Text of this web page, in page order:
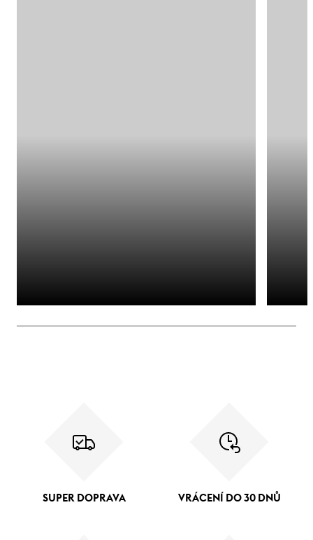
SUPER DOPRAVA VRÁCENÍ DO 30 DNŮ